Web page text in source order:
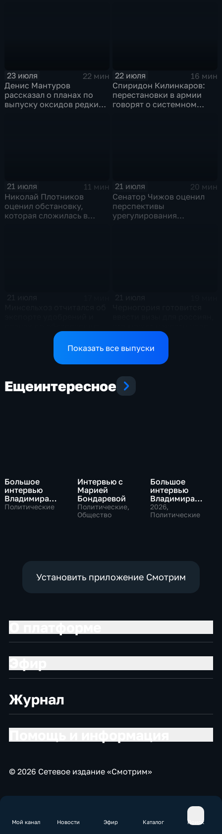
Мой канал Новости Эфир Каталог Поиск
23 июля
22 мин
Денис Мантуров
рассказал о планах по
выпуску оксидов редких
22 июля
16 мин
Спиридон Килинкаров:
перестановки в армии
говорят о системном
21 июля
11 мин
Николай Плотников
оценил обстановку,
которая сложилась в
21 июля
20 мин
Сенатор Чижов оценил
перспективы
урегулирования
аграриев топливом
по экономике страны
Показать все выпуски
Ещеинтересное
Большое
интервью
Владимира
Путина Сергею
Политические
Интервью с
Марией
Бондаревой
Политические,
Общество
Большое
интервью
Владимира
Соловьева
Роджеру
2026,
Политические
Установить приложение Смотрим
Журнал
© 2026 Сетевое издание «Смотрим»